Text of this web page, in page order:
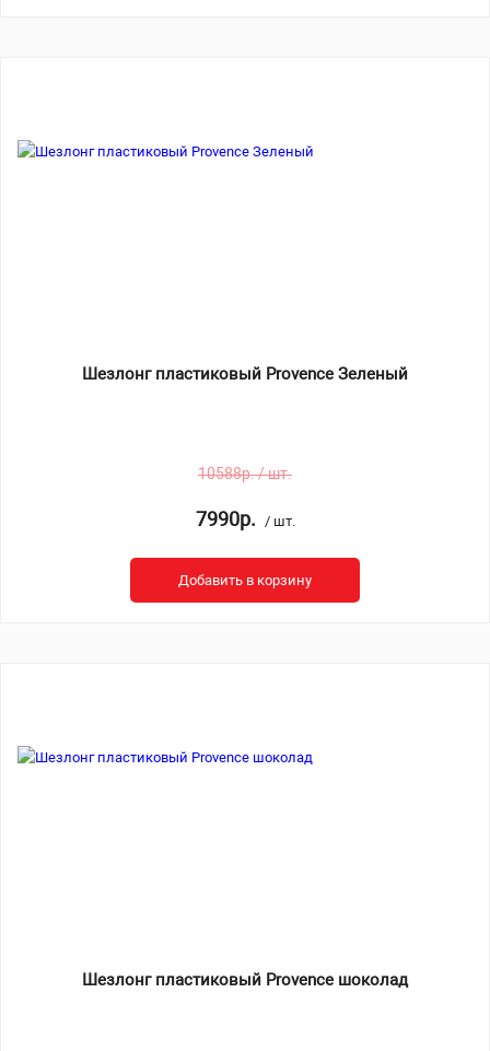
Шезлонг пластиковый Provence Зеленый
10588р. / шт.
7990р. / шт.
Добавить в корзину
Шезлонг пластиковый Provence шоколад